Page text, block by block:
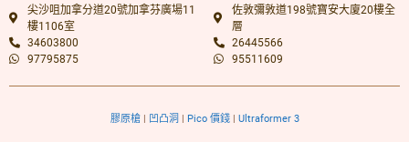
尖沙咀加拿分道20號加拿芬廣場11
樓1106室
34603800
97795875
佐敦彌敦道198號寶安大廈20樓全
層
26445566
95511609
膠原槍| 凹凸洞 | Pico 價錢| Ultraformer 3